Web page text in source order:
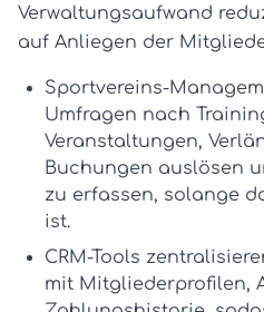
Verwaltungsaufwand
auf Anliegen der
Sportvereins-
Umfragen nach
Veranstaltungen,
Buchungen auslösen
zu erfassen, solange
ist.
CRM-Tools
mit Mitgliederprofilen,